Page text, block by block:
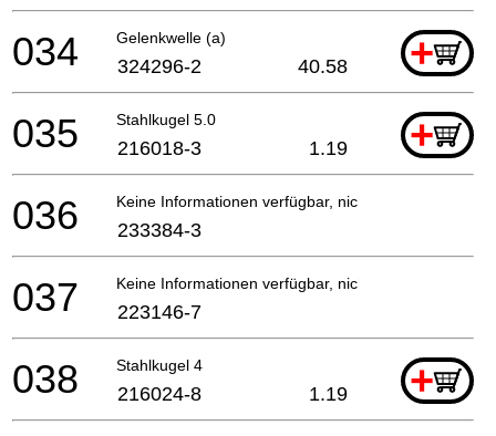
Gelenkwelle (a) +
034 324296-2 40.58
Stahlkugel 5.0 +
035 216018-3 1.19
Keine Informationen verfügbar, nicht bestellbar
036 233384-3
Keine Informationen verfügbar, nicht bestellbar
037 223146-7
Stahlkugel 4 +
038 216024-8 1.19